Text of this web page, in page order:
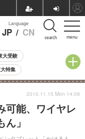
menu
Language
JP / CN search
大受験
特集
小学校受験
気記事
け）
可能、ワイヤレ
」
2010.11.15 Mon 14:09